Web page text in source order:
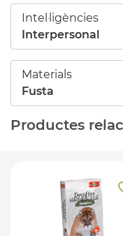
Intel·ligències
Interpersonal
Materials
Fusta
Productes